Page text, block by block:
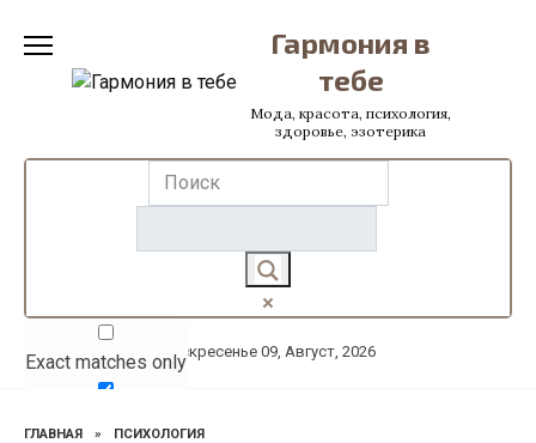
содержанию
Гармония в
тебе
Мода, красота, психология,
здоровье, эзотерика
Exact matches onlyВоскресенье 09, Август, 2026
ГЛАВНАЯ » ПСИХОЛОГИЯ